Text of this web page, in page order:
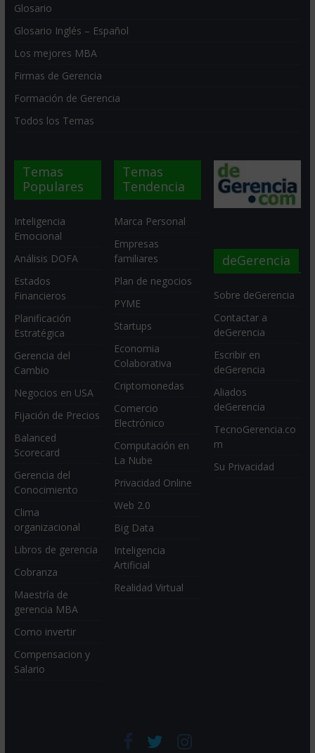
Glosario
Glosario Inglés – Español
Los mejores MBA
Firmas de Gerencia
Formación de Gerencia
Todos los Temas
Temas
Populares
Inteligencia
Emocional
Análisis DOFA
Estados
Financieros
Planificación
Estratégica
Gerencia del
Cambio
Negocios en USA
Fijación de Precios
Balanced
Scorecard
Gerencia del
Conocimiento
Clima
organizacional
Libros de gerencia
Cobranza
Maestría de
gerencia MBA
Como invertir
Compensacion y
Salario
Temas
Tendencia
Marca Personal
Empresas
familiares
Plan de negocios
PYME
Startups
Economia
Colaborativa
Criptomonedas
Comercio
Electrónico
Computación en
La Nube
Privacidad Online
Web 2.0
Big Data
Inteligencia
Artificial
Realidad Virtual
deGerencia
Sobre deGerencia
Contactar a
deGerencia
Escribir en
deGerencia
Aliados
deGerencia
TecnoGerencia.co
m
Su Privacidad